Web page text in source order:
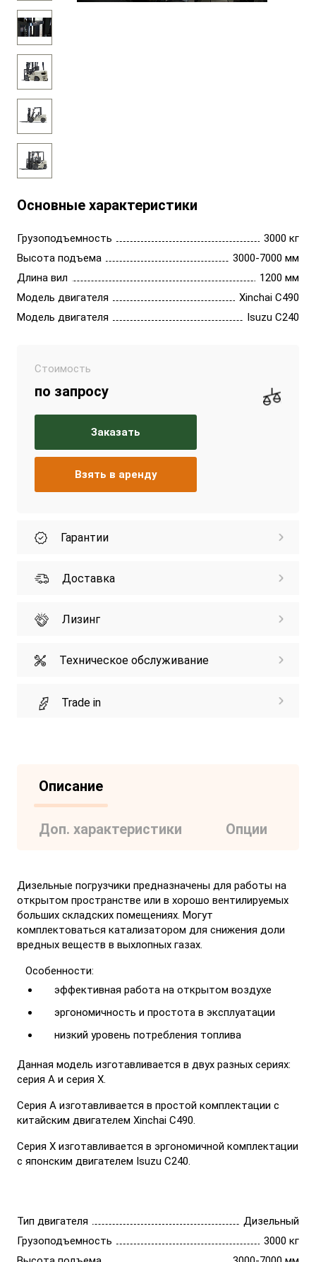
Основные характеристики
Грузоподъемность
3000 кг
Высота подъема
3000-7000 мм
Длина вил
1200 мм
Модель двигателя
Xinchai С490
Модель двигателя
Isuzu C240
Стоимость
по запросу
Заказать
Взять в аренду
Гарантии
Доставка
Лизинг
Техническое обслуживание
Trade in
Описание
Доп. характеристики Опции
Дизельные погрузчики предназначены для работы на
открытом пространстве или в хорошо вентилируемых
больших складских помещениях. Могут
комплектоваться катализатором для снижения доли
вредных веществ в выхлопных газах.
Особенности:
эффективная работа на открытом воздухе
эргономичность и простота в эксплуатации
низкий уровень потребления топлива
Данная модель изготавливается в двух разных сериях:
серия А и серия X.
Серия А изготавливается в простой комплектации с
китайским двигателем Xinchai C490.
Серия X изготавливается в эргономичной комплектации
с японским двигателем Isuzu C240.
Тип двигателя
Дизельный
Грузоподъемность
3000 кг